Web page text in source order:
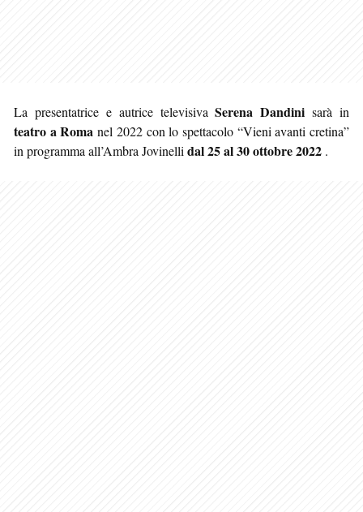
La presentatrice e autrice televisivaSerena Dandini sarà in
teatro a Roma nel 2022 con lo spettacolo “Vieni avanti cretina”
in programma all’Ambra Jovinelli dal 25 al 30 ottobre 2022 .